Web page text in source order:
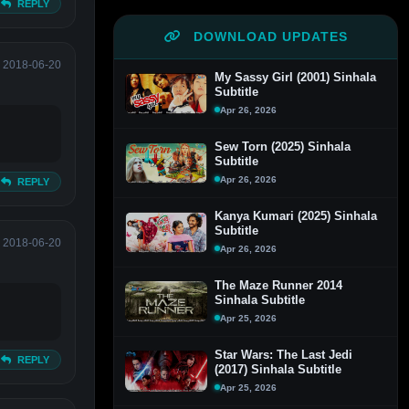
REPLY
2018-06-20
REPLY
2018-06-20
REPLY
DOWNLOAD UPDATES
My Sassy Girl (2001) Sinhala
Subtitle
Apr 26, 2026
Sew Torn (2025) Sinhala
Subtitle
Apr 26, 2026
Kanya Kumari (2025) Sinhala
Subtitle
Apr 26, 2026
The Maze Runner 2014
Sinhala Subtitle
Apr 25, 2026
Star Wars: The Last Jedi
(2017) Sinhala Subtitle
Apr 25, 2026